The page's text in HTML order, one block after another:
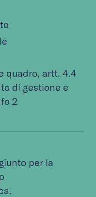
quadro, artt. 4.4
di gestione e
2​
per la